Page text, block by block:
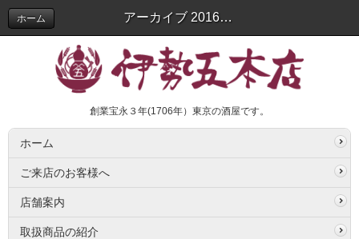
アーカイブ 2016年07月 | スタッフブログ
ホーム
創業宝永３年(1706年）東京の酒屋です。
ホーム
ご来店のお客様へ
店舗案内
取扱商品の紹介